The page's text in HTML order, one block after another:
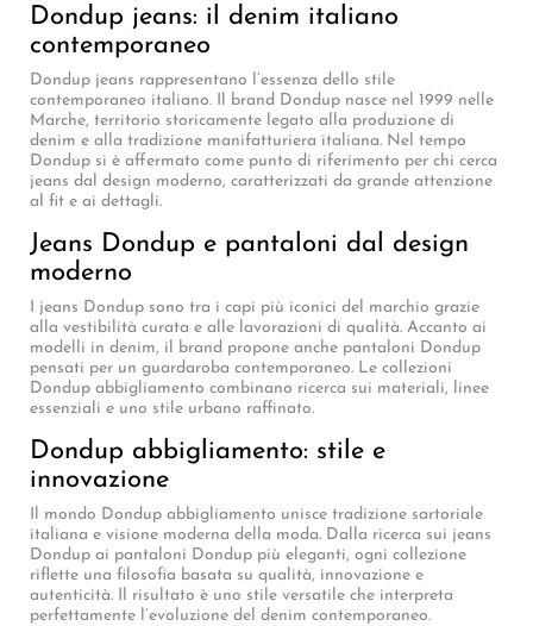
Dondup jeans: il denim italiano
contemporaneo
Dondup jeans rappresentano l’essenza dello stile
contemporaneo italiano. Il brand Dondup nasce nel 1999 nelle
Marche, territorio storicamente legato alla produzione di
denim e alla tradizione manifatturiera italiana. Nel tempo
Dondup si è affermato come punto di riferimento per chi cerca
jeans dal design moderno, caratterizzati da grande attenzione
al fit e ai dettagli.
Jeans Dondup e pantaloni dal design
moderno
I jeans Dondup sono tra i capi più iconici del marchio grazie
alla vestibilità curata e alle lavorazioni di qualità. Accanto ai
modelli in denim, il brand propone anche pantaloni Dondup
pensati per un guardaroba contemporaneo. Le collezioni
Dondup abbigliamento combinano ricerca sui materiali, linee
essenziali e uno stile urbano raffinato.
Dondup abbigliamento: stile e
innovazione
Il mondo Dondup abbigliamento unisce tradizione sartoriale
italiana e visione moderna della moda. Dalla ricerca sui jeans
Dondup ai pantaloni Dondup più eleganti, ogni collezione
riflette una filosofia basata su qualità, innovazione e
autenticità. Il risultato è uno stile versatile che interpreta
perfettamente l’evoluzione del denim contemporaneo.